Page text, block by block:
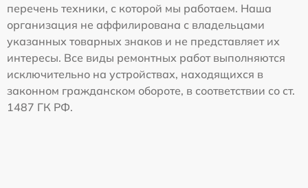
перечень техники, с которой мы работаем. Наша
организация не аффилирована с владельцами
указанных товарных знаков и не представляет их
интересы. Все виды ремонтных работ выполняются
исключительно на устройствах, находящихся в
законном гражданском обороте, в соответствии со ст.
1487 ГК РФ.